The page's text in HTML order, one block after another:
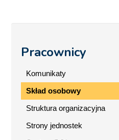
Pracownicy
Komunikaty
Skład osobowy
Struktura organizacyjna
Strony jednostek